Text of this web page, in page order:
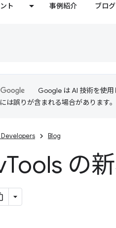
ト 事例紹介 ブログ
Google は AI 技術を使
は誤りが含まれる場合があります。
Blog
Tools の